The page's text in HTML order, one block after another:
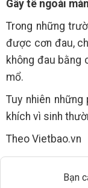
Gây tê ngoài
Trong những
được cơn đau,
không đau bằng
mổ.
Tuy nhiên
khích vì sinh
Theo Vietbao.vn
Bạn